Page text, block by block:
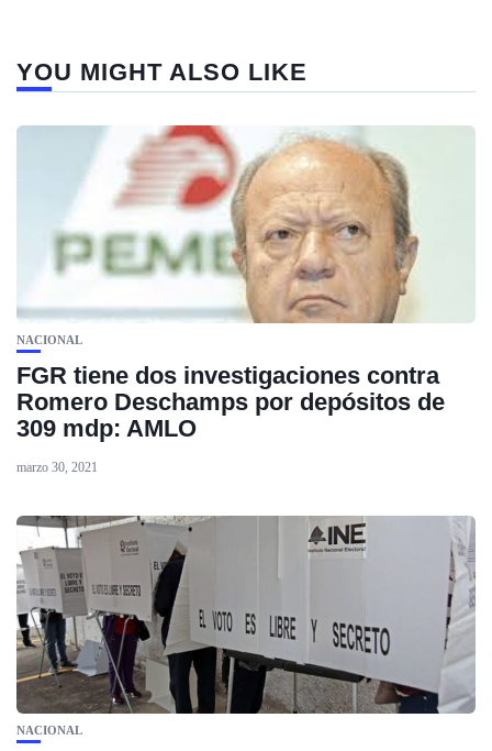
YOU MIGHT ALSO LIKE
NACIONAL
FGR tiene dos investigaciones contra
Romero Deschamps por depósitos de
309 mdp: AMLO
marzo 30, 2021
NACIONAL